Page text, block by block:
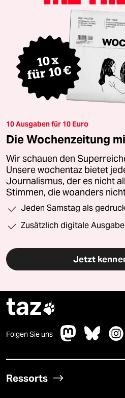
10 Ausgaben für 10 Euro
Die Wochenzeitung
Wir schauen den
Unsere wochentaz bietet
Journalismus, der es nicht
Stimmen, die woanders
Jeden Samstag als
Zusätzlich digitale
Jetzt
taz
Folgen Sie uns
Ressorts